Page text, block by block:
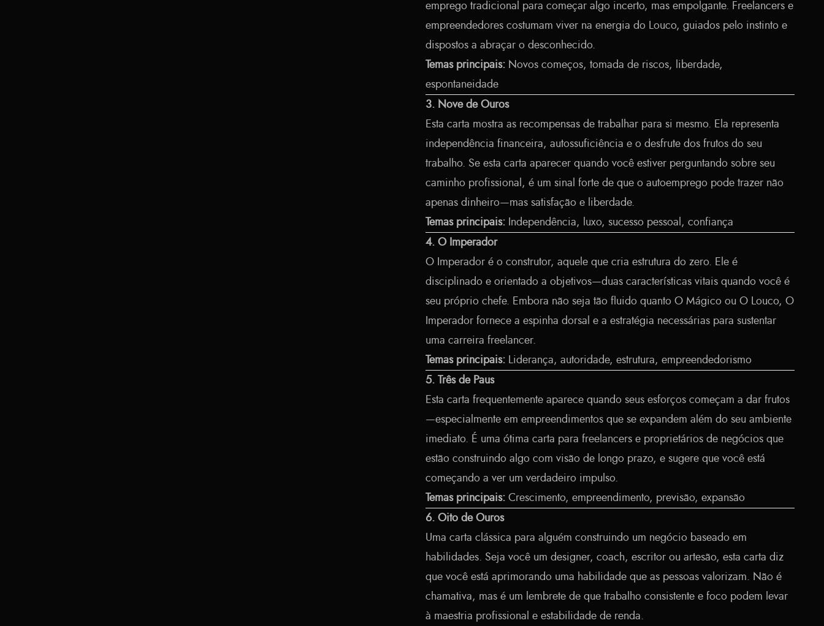
emprego tradicional para começar algo incerto, mas empolgante. Freelancers e
empreendedores costumam viver na energia do Louco, guiados pelo instinto e
dispostos a abraçar o desconhecido.
Temas principais: Novos começos, tomada de riscos, liberdade,
espontaneidade
3. Nove de Ouros
Esta carta mostra as recompensas de trabalhar para si mesmo. Ela representa
independência financeira, autossuficiência e o desfrute dos frutos do seu
trabalho. Se esta carta aparecer quando você estiver perguntando sobre seu
caminho profissional, é um sinal forte de que o autoemprego pode trazer não
apenas dinheiro—mas satisfação e liberdade.
Temas principais: Independência, luxo, sucesso pessoal, confiança
4. O Imperador
O Imperador é o construtor, aquele que cria estrutura do zero. Ele é
disciplinado e orientado a objetivos—duas características vitais quando você é
seu próprio chefe. Embora não seja tão fluido quanto O Mágico ou O Louco, O
Imperador fornece a espinha dorsal e a estratégia necessárias para sustentar
uma carreira freelancer.
Temas principais: Liderança, autoridade, estrutura, empreendedorismo
5. Três de Paus
Esta carta frequentemente aparece quando seus esforços começam a dar frutos
—especialmente em empreendimentos que se expandem além do seu ambiente
imediato. É uma ótima carta para freelancers e proprietários de negócios que
estão construindo algo com visão de longo prazo, e sugere que você está
começando a ver um verdadeiro impulso.
Temas principais: Crescimento, empreendimento, previsão, expansão
6. Oito de Ouros
Uma carta clássica para alguém construindo um negócio baseado em
habilidades. Seja você um designer, coach, escritor ou artesão, esta carta diz
que você está aprimorando uma habilidade que as pessoas valorizam. Não é
chamativa, mas é um lembrete de que trabalho consistente e foco podem levar
à maestria profissional e estabilidade de renda.